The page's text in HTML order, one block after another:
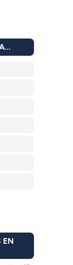
EN